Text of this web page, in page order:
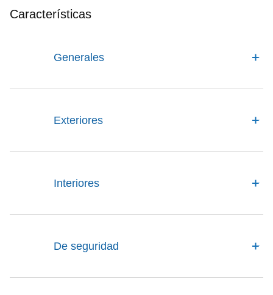
Características
Generales
Exteriores
Interiores
De seguridad